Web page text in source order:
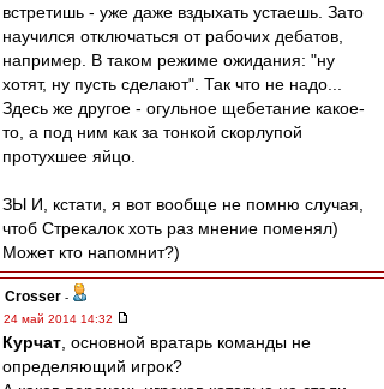
встретишь - уже даже вздыхать устаешь. Зато
научился отключаться от рабочих дебатов,
например. В таком режиме ожидания: "ну
хотят, ну пусть сделают". Так что не надо...
Здесь же другое - огульное щебетание какое-
то, а под ним как за тонкой скорлупой
протухшее яйцо.
ЗЫ И, кстати, я вот вообще не помню случая,
чтоб Стрекалок хоть раз мнение поменял)
Может кто напомнит?)
Crosser -
24 май 2014 14:32
Курчат , основной вратарь команды не
определяющий игрок?